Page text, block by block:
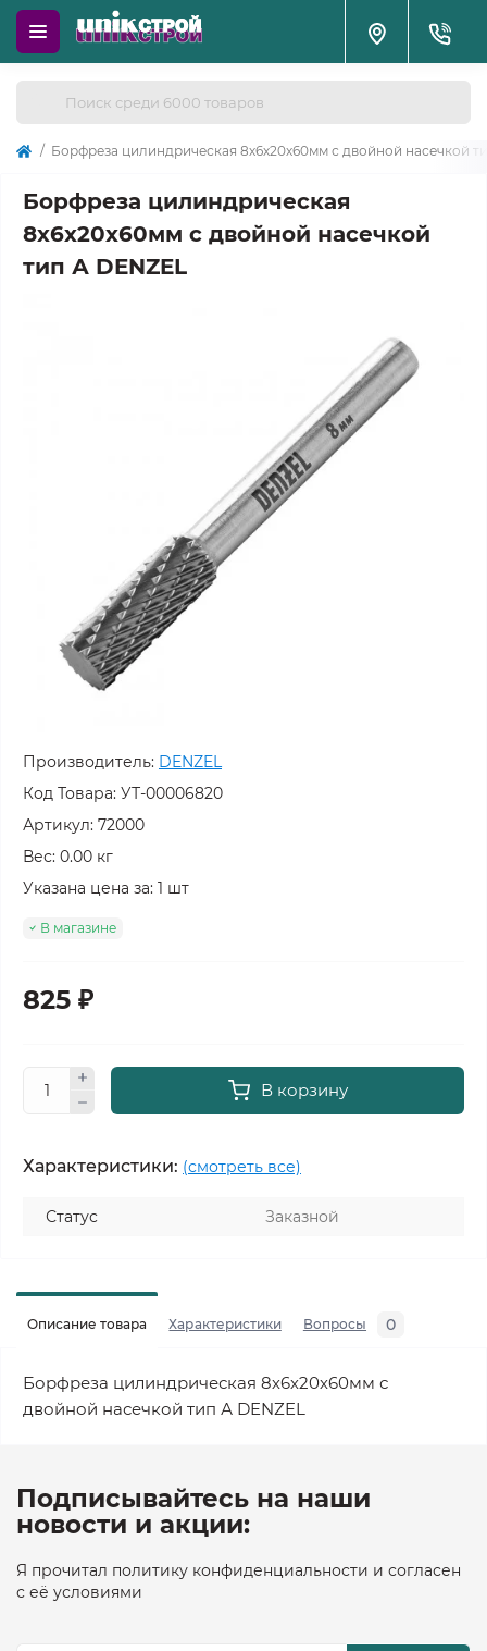
Борфреза цилиндрическая 8х6х20х60мм с двойной насечкой
Борфреза цилиндрическая
8х6х20х60мм с двойной насечкой
тип А DENZEL
Производитель: DENZEL
Код Товара: УТ-00006820
Артикул: 72000
Вес: 0.00 кг
Указана цена за: 1 шт
В магазине
825 ₽
В корзину
Характеристики: (смотреть все)
Статус Заказной
Описание товара Характеристики Вопросы 0
Борфреза цилиндрическая 8х6х20х60мм с
двойной насечкой тип А DENZEL
Подписывайтесь на наши
новости и акции:
Я прочитал политику конфиденциальности и согласен
с её условиями